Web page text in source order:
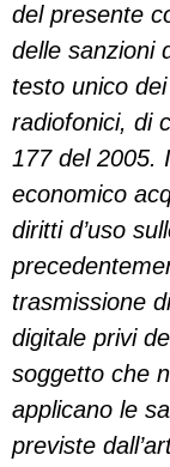
del presente
delle sanzioni
testo unico
radiofonici, di
177 del 2005.
economico
diritti d’uso
trasmissione
digitale privi
soggetto che
applicano le
previste